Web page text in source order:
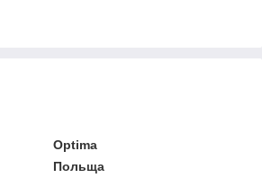
Optima
Польща